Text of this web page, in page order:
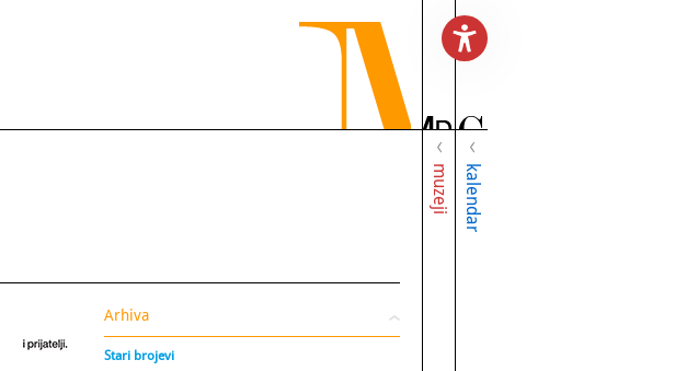
muzeji kalendar
Arhiva
Stari brojevi